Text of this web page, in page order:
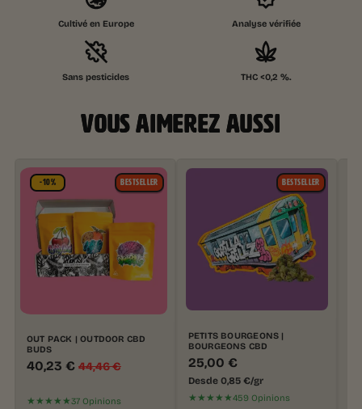
Cultivé en Europe Analyse vérifiée
Sans pesticides THC <0,2 %.
VOUS AIMEREZ AUSSI
-10% BESTSELLER
OUT PACK | OUTDOOR CBD
BUDS
40,23 € 44,46€
★★★★★37 Opinions
BESTSELLER
PETITS BOURGEONS |
BOURGEONS CBD
25,00 €
Desde0,85€/gr
★★★★★459 Opinions